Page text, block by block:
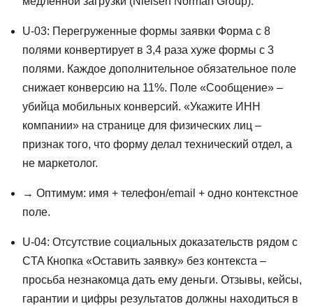
U-03: Перегруженные формы заявки Форма с 8
полями конвертирует в 3,4 раза хуже формы с 3
полями. Каждое дополнительное обязательное поле
снижает конверсию на 11%. Поле «Сообщение» –
убийца мобильных конверсий. «Укажите ИНН
компании» на странице для физических лиц –
признак того, что форму делал технический отдел, а
не маркетолог.
→ Оптимум: имя + телефон/email + одно контекстное
поле.
U-04: Отсутствие социальных доказательств рядом с
CTA Кнопка «Оставить заявку» без контекста –
просьба незнакомца дать ему деньги. Отзывы, кейсы,
гарантии и цифры результатов должны находиться в